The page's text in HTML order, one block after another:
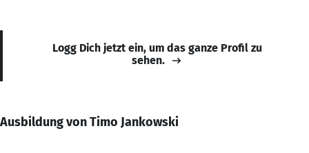
Logg Dich jetzt ein, um das ganze Profil zu
sehen.
Ausbildung von Timo Jankowski